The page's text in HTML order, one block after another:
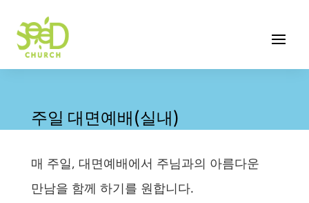
주일 대면예배(실내)
매 주일, 대면예배에서 주님과의 아름다운
만남을 함께 하기를 원합니다.